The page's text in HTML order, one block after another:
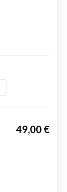
49,00 €